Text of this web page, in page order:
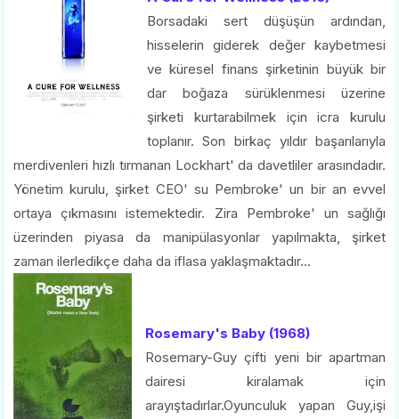
Borsadaki sert düşüşün ardından,
hisselerin giderek değer kaybetmesi
ve küresel finans şirketinin büyük bir
dar boğaza sürüklenmesi üzerine
şirketi kurtarabilmek için icra kurulu
toplanır. Son birkaç yıldır başarılarıyla
merdivenleri hızlı tırmanan Lockhart' da davetliler arasındadır.
Yönetim kurulu, şirket CEO' su Pembroke' un bir an evvel
ortaya çıkmasını istemektedir. Zira Pembroke' un sağlığı
üzerinden piyasa da manipülasyonlar yapılmakta, şirket
zaman ilerledikçe daha da iflasa yaklaşmaktadır...
Rosemary's Baby (1968)
Rosemary-Guy çifti yeni bir apartman
dairesi kiralamak için
arayıştadırlar.Oyunculuk yapan Guy,işi